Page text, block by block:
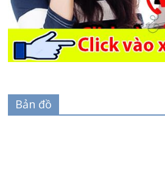
Bản đồ